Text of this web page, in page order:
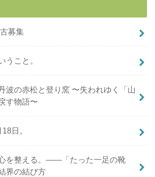
募集
うこと。
波の赤松と登り窯 〜失われゆく「山
す物語〜
日。
を整える。――「たった一足の靴
界の結び方